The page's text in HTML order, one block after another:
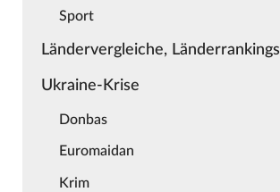
Sport
Ländervergleiche, Länderrankings
Ukraine-Krise
Donbas
Euromaidan
Krim